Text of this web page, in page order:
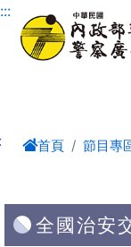
進入內容區塊
:::
首頁 節目專
全國治安